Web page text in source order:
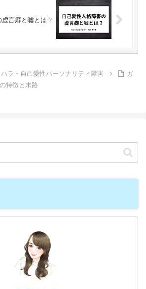
言癖と嘘とは？
ハラ・自己愛性パーソナリティ障害
ガ
特徴と末路